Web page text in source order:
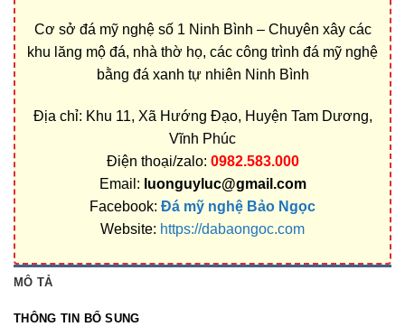
Cơ sở đá mỹ nghệ số 1 Ninh Bình – Chuyên xây các
khu lăng mộ đá, nhà thờ họ, các công trình đá mỹ nghệ
bằng đá xanh tự nhiên Ninh Bình
Địa chỉ: Khu 11, Xã Hướng Đạo, Huyện Tam Dương,
Vĩnh Phúc
Điện thoại/zalo: 0982.583.000
Email: luonguyluc@gmail.com
Facebook: Đá mỹ nghệ Bảo Ngọc
Website: https://dabaongoc.com
MÔ TẢ
THÔNG TIN BỔ SUNG